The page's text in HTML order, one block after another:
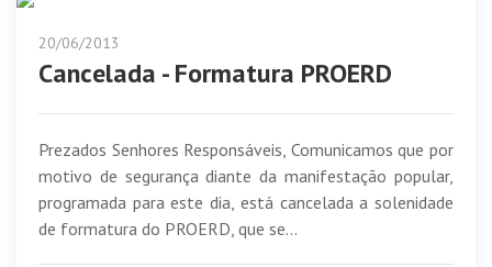
20/06/2013
Cancelada - Formatura PROERD
Prezados Senhores Responsáveis, Comunicamos que por
motivo de segurança diante da manifestação popular,
programada para este dia, está cancelada a solenidade
de formatura do PROERD, que se...